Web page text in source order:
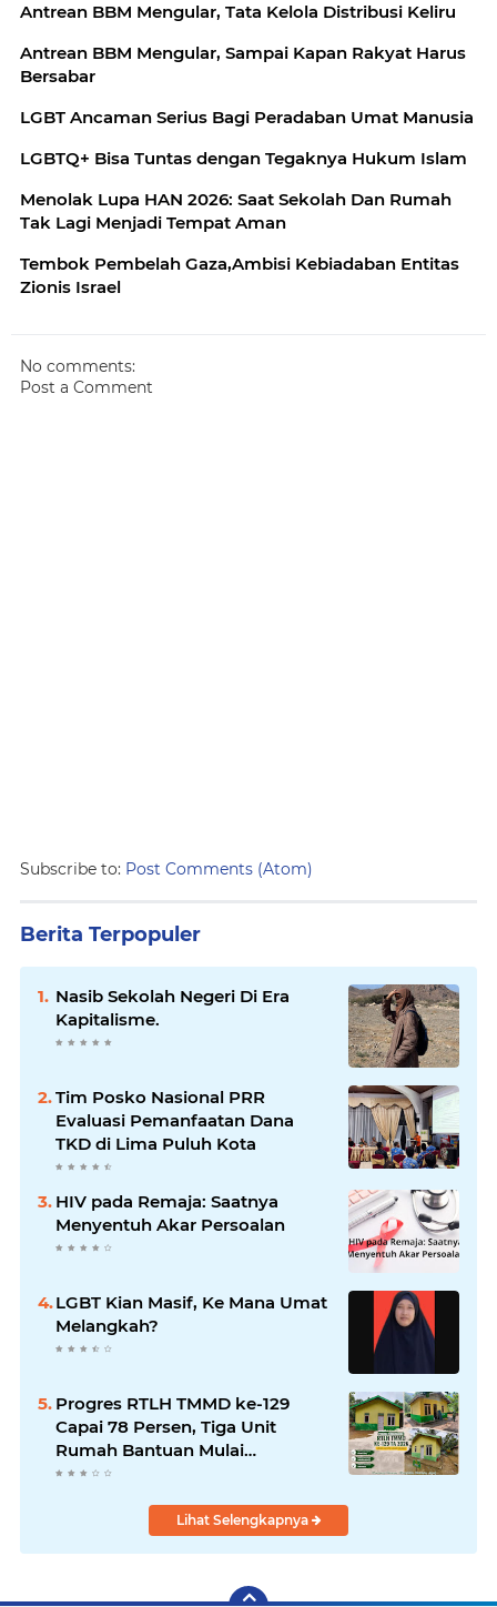
Antrean BBM Mengular, Tata Kelola Distribusi Keliru
Antrean BBM Mengular, Sampai Kapan Rakyat Harus
Bersabar
LGBT Ancaman Serius Bagi Peradaban Umat Manusia
LGBTQ+ Bisa Tuntas dengan Tegaknya Hukum Islam
Menolak Lupa HAN 2026: Saat Sekolah Dan Rumah
Tak Lagi Menjadi Tempat Aman
Tembok Pembelah Gaza,Ambisi Kebiadaban Entitas
Zionis Israel
No comments:
Post a Comment
Subscribe to: Post Comments (Atom)
Berita Terpopuler
Nasib Sekolah Negeri Di Era
Kapitalisme.
Tim Posko Nasional PRR
Evaluasi Pemanfaatan Dana
TKD di Lima Puluh Kota
HIV pada Remaja: Saatnya
Menyentuh Akar Persoalan
LGBT Kian Masif, Ke Mana Umat
Melangkah?
Progres RTLH TMMD ke-129
Capai 78 Persen, Tiga Unit
Rumah Bantuan Mulai
Rampung
Lihat Selengkapnya